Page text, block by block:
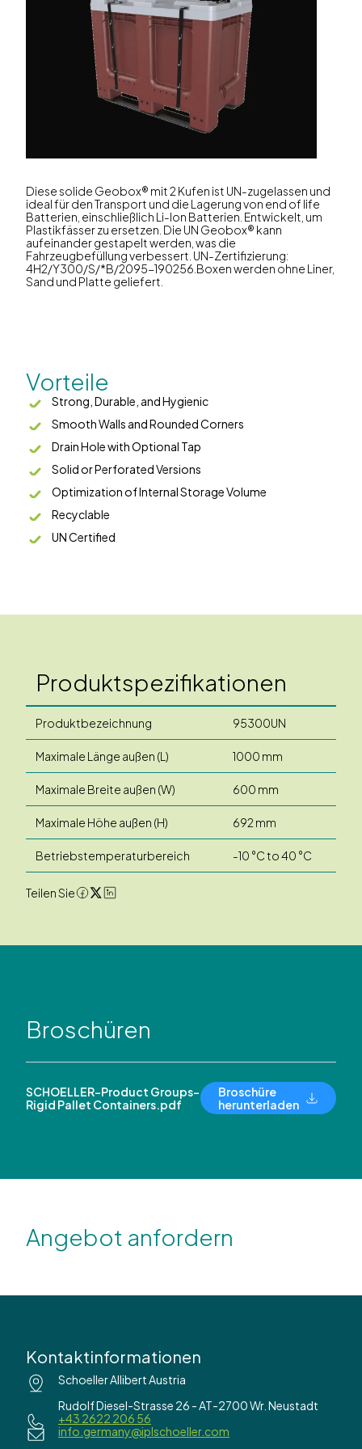
Diese solide Geobox® mit 2 Kufen ist UN-zugelassen und
ideal für den Transport und die Lagerung von end of life
Batterien, einschließlich Li-Ion Batterien. Entwickelt, um
Plastikfässer zu ersetzen. Die UN Geobox® kann
aufeinander gestapelt werden, was die
Fahrzeugbefüllung verbessert. UN-Zertifizierung:
4H2/Y300/S/*B/2095-190256.Boxen werden ohne Liner,
Sand und Platte geliefert.
Vorteile
Strong, Durable, and Hygienic
Smooth Walls and Rounded Corners
Drain Hole with Optional Tap
Solid or Perforated Versions
Optimization of Internal Storage Volume
Recyclable
UN Certified
Produktspezifikationen
Produktbezeichnung 95300UN
Maximale Länge außen (L) 1000 mm
Maximale Breite außen (W) 600 mm
Maximale Höhe außen (H) 692 mm
Betriebstemperaturbereich -10 °C to 40 °C
Teilen Sie
Broschüren
SCHOELLER-Product Groups-
Rigid Pallet Containers.pdf
Broschüre
herunterladen
Angebot anfordern
Kontaktinformationen
Schoeller Allibert Austria
Rudolf Diesel-Strasse 26 - AT-2700 Wr. Neustadt
+43 2622 206 56
info.germany@iplschoeller.com